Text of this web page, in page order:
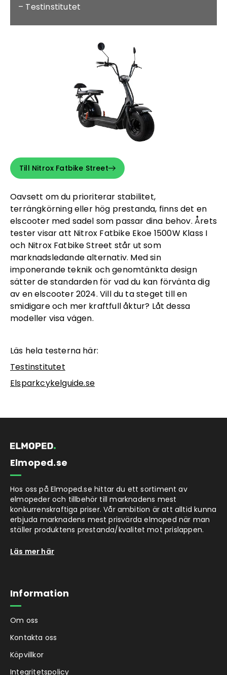
– Testinstitutet
Till Nitrox Fatbike Street
Oavsett om du prioriterar stabilitet,
terrängkörning eller hög prestanda, finns det en
elscooter med sadel som passar dina behov. Årets
tester visar att Nitrox Fatbike Ekoe 1500W Klass I
och Nitrox Fatbike Street står ut som
marknadsledande alternativ. Med sin
imponerande teknik och genomtänkta design
sätter de standarden för vad du kan förvänta dig
av en elscooter 2024. Vill du ta steget till en
smidigare och mer kraftfull åktur? Låt dessa
modeller visa vägen.
Läs hela testerna här:
Testinstitutet
Elsparkcykelguide.se
Elmoped.se
Hos oss på Elmoped.se hittar du ett sortiment av
elmopeder och tillbehör till marknadens mest
konkurrenskraftiga priser. Vår ambition är att alltid kunna
erbjuda marknadens mest prisvärda elmoped när man
ställer produktens prestanda/kvalitet mot prislappen.
Läs mer här
Information
Om oss
Kontakta oss
Köpvillkor
Integritetspolicy